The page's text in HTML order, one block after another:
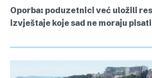
Oporba: poduzetnici već uložili
izvještaje koje sad ne moraju pisati